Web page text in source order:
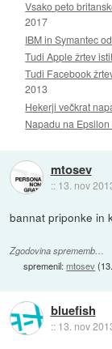
Vsako peto
2017
IBM in Symantec
Tudi Apple žrtev
Tudi Facebook
2013
Hekerji večkrat
Napadu na
mtosev
:: 13. nov
bannat priponke in
Zgodovina sprememb…
spremenil:mtosev(
bluefish
:: 13. nov